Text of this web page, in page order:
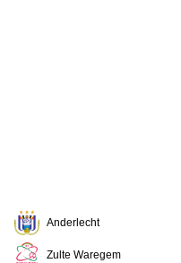
Anderlecht
Zulte Waregem